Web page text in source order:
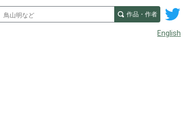
作品・作者
English